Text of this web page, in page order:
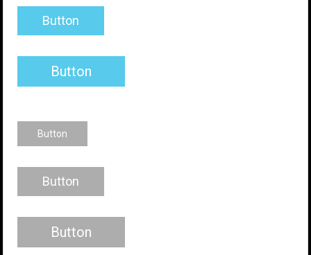
Button
Button
Button
Button
Button